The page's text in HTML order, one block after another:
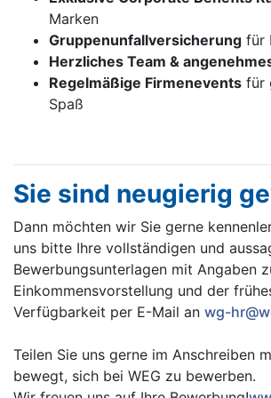
Marken
Gruppenunfallversicherung für
Herzliches Team &
Regelmäßige Firmenevents für
Spaß
Sie sind neugierig
Dann möchten wir Sie gerne
uns bitte Ihre vollständigen und
Bewerbungsunterlagen mit Angaben
Einkommensvorstellung und der
Verfügbarkeit per E-Mail an wg-
Teilen Sie uns gerne im Anschreiben
bewegt, sich bei WEG zu bewerben.